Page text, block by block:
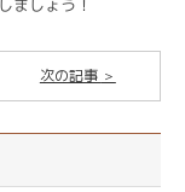
ましょう！
次の記事